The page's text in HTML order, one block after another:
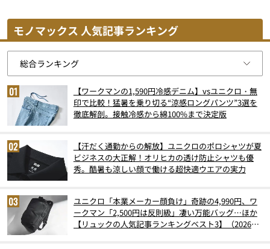
モノマックス 人気記事ランキング
【ワークマンの1,590円冷感デニム】vsユニクロ・無
印で比較！猛暑を乗り切る“涼感ロングパンツ”3選を
徹底解剖。接触冷感から綿100%まで決定版
【汗だく通勤からの解放】ユニクロのポロシャツが夏
ビジネスの大正解！オリヒカの透け防止シャツも優
秀。酷暑も涼しい顔で働ける超快適ウエアの実力
ユニクロ「本業メーカー顔負け」奇跡の4,990円、ワ
ークマン「2,500円は反則級」凄い万能バッグ…ほか
【リュックの人気記事ランキングベスト3】（2026年